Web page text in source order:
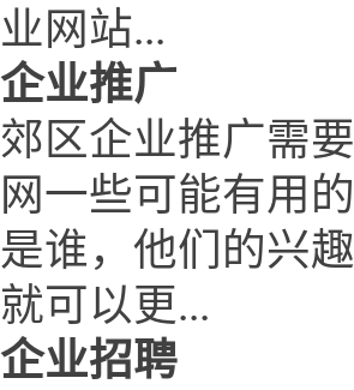
业网站...
企业推广
郊区企业推广需
网一些可能有用
是谁，他们的兴
就可以更...
企业招聘